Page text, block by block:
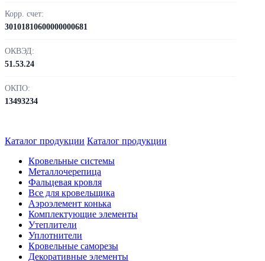
Корр. счет:
30101810600000000681
ОКВЭД:
51.53.24
ОКПО:
13493234
Каталог продукции Каталог продукции
Кровельные системы
Металлочерепица
Фальцевая кровля
Все для кровельщика
Аэроэлемент конька
Комплектующие элементы
Утеплители
Уплотнители
Кровельные саморезы
Декоративные элементы